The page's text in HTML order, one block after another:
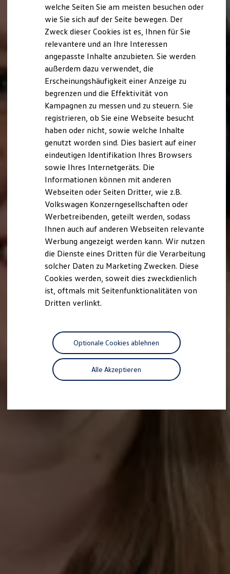
welche Seiten Sie am meisten besuchen oder
wie Sie sich auf der Seite bewegen. Der
Zweck dieser Cookies ist es, Ihnen für Sie
relevantere und an Ihre Interessen
angepasste Inhalte anzubieten. Sie werden
außerdem dazu verwendet, die
Erscheinungshäufigkeit einer Anzeige zu
begrenzen und die Effektivität von
Kampagnen zu messen und zu steuern. Sie
registrieren, ob Sie eine Webseite besucht
haben oder nicht, sowie welche Inhalte
genutzt worden sind. Dies basiert auf einer
eindeutigen Identifikation Ihres Browsers
sowie Ihres Internetgeräts. Die
Informationen können mit anderen
Webseiten oder Seiten Dritter, wie z.B.
Volkswagen Konzerngesellschaften oder
Werbetreibenden, geteilt werden, sodass
Ihnen auch auf anderen Webseiten relevante
Werbung angezeigt werden kann. Wir nutzen
die Dienste eines Dritten für die Verarbeitung
solcher Daten zu Marketing Zwecken. Diese
Cookies werden, soweit dies zweckdienlich
ist, oftmals mit Seitenfunktionalitäten von
Dritten verlinkt.
Alle Akzeptieren
Optionale Cookies ablehnen